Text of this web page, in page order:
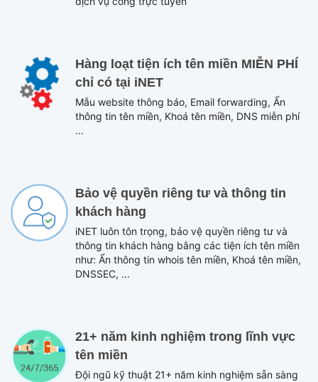
Hàng loạt tiện ích tên miền MIỄN PHÍ
chỉ có tại iNET
Mẫu website thông báo, Email forwarding, Ẩn
thông tin tên miền, Khoá tên miền, DNS miễn phí
...
Bảo vệ quyền riêng tư và thông tin
khách hàng
iNET luôn tôn trọng, bảo vệ quyền riêng tư và
thông tin khách hàng bằng các tiện ích tên miền
như: Ẩn thông tin whois tên miền, Khoá tên miền,
DNSSEC, ...
21+ năm kinh nghiệm trong lĩnh vực
tên miền
Đội ngũ kỹ thuật 21+ năm kinh nghiệm sẵn sàng